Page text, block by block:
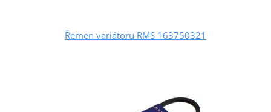
Řemen variátoru RMS 163750321